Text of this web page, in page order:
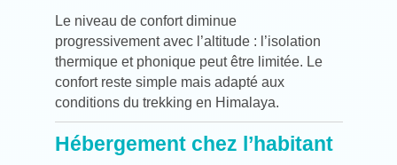
Le niveau de confort diminue
progressivement avec l’altitude : l’isolation
thermique et phonique peut être limitée. Le
confort reste simple mais adapté aux
conditions du trekking en Himalaya.
Hébergement chez l’habitant